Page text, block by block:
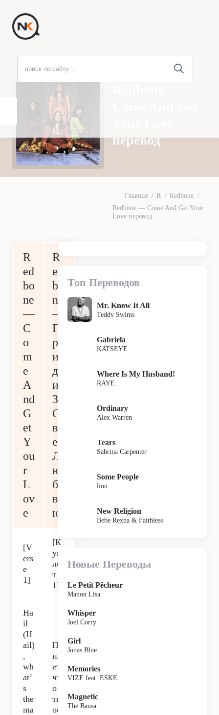
перевод
Главная R
Redbone
Redbone — Come And Get Your
Love перевод
R
ed
bo
ne
—
C
o
m
e
A
nd
G
et
Y
ou
r
L
ov
e
R
ed
bo
ne
—
П
р
и
д
и
За
С
во
ей
Л
ю
бо
вь
ю
[V
ers
e
1]
[К
уп
ле
т
1]
Ha
il
(H
ail)
,
wh
at’
s
the
ma
Пр
ив
ет,
чт
о с
тв
ое
Топ Переводов
Mr. Know It All
Teddy Swims
Gabriela
KATSEYE
Where Is My Husband!
RAYE
Ordinary
Alex Warren
Tears
Sabrina Carpenter
Some People
liou
New Religion
Bebe Rexha & Faithless
Новые Переводы
Le Petit Pêcheur
Manon Lisa
Whisper
Joel Corry
Girl
Jonas Blue
Memories
VIZE feat. ESKE
Magnetic
The Bausa